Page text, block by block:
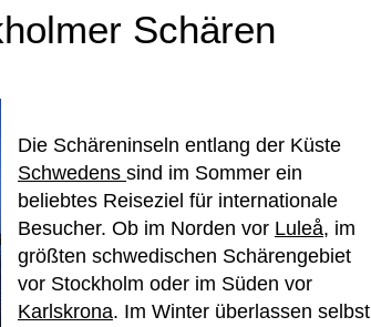
Schären
Die Schäreninseln entlang der Küste
Schwedens sind im Sommer ein
beliebtes Reiseziel für internationale
Besucher. Ob im Norden vor Luleå, im
größten schwedischen Schärengebiet
vor Stockholm oder im Süden vor
Karlskrona. Im Winter überlassen selbst